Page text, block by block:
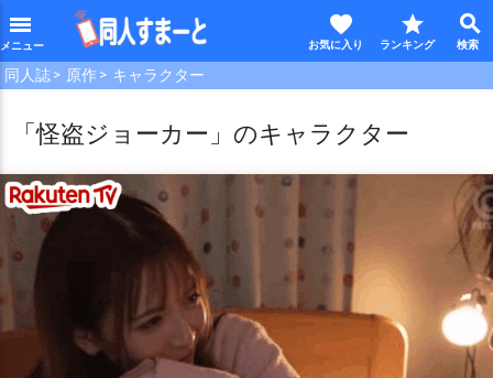
menu search
star
favorite
同人誌 原作 キャラクター
「怪盗ジョーカー」のキャラクター